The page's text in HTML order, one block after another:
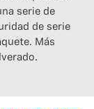
serie de
de serie
Más